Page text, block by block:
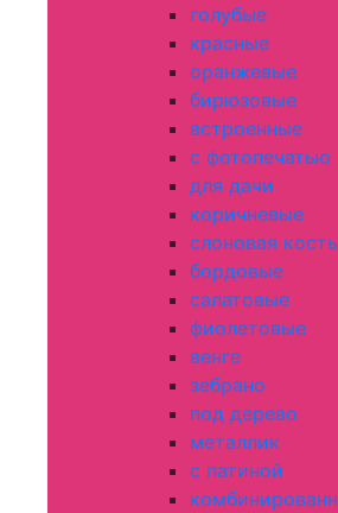
голубые
красные
оранжевые
бирюзовые
встроенные
с фотопечатью
для дачи
коричневые
слоновая кость
бордовые
салатовые
фиолетовые
венге
зебрано
под дерево
металлик
с патиной